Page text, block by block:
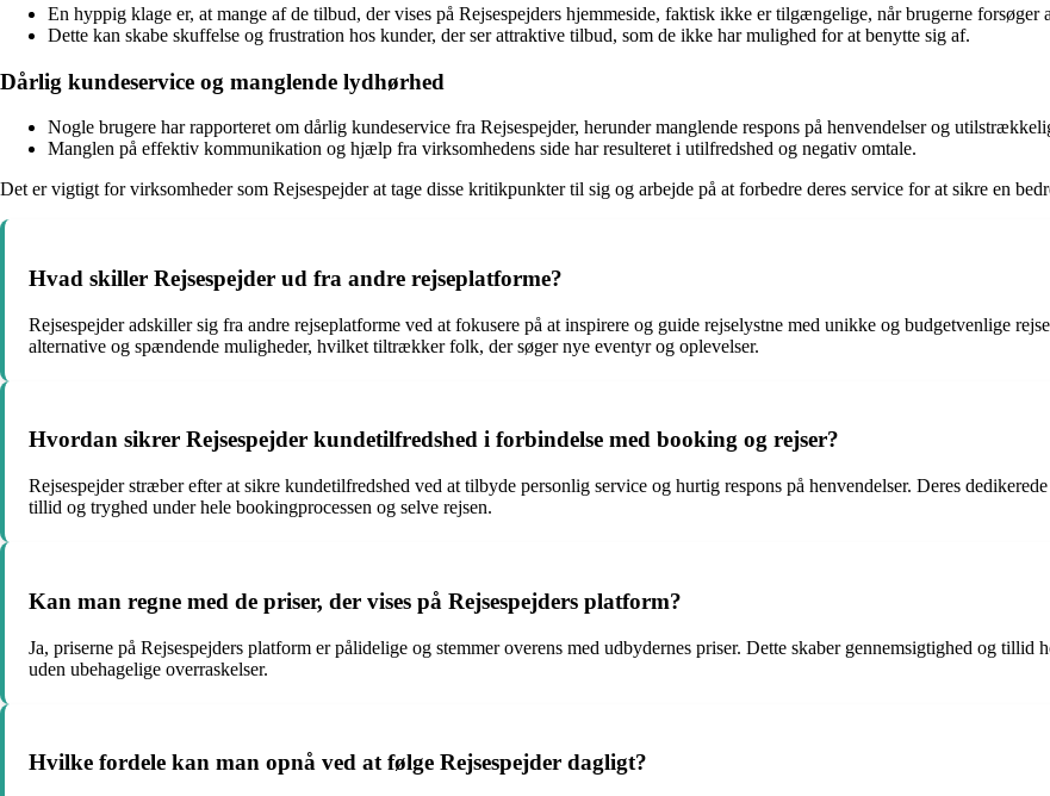
En hyppig klage er, at mange af de tilbud, der vises på Rejsespejders hjemmeside, faktisk ikke er tilgængelige, når brugerne forsøger
Dette kan skabe skuffelse og frustration hos kunder, der ser attraktive tilbud, som de ikke har mulighed for at benytte sig af.
Dårlig kundeservice og manglende lydhørhed
Nogle brugere har rapporteret om dårlig kundeservice fra Rejsespejder, herunder manglende respons på henvendelser og
Manglen på effektiv kommunikation og hjælp fra virksomhedens side har resulteret i utilfredshed og negativ omtale.
Det er vigtigt for virksomheder som Rejsespejder at tage disse kritikpunkter til sig og arbejde på at forbedre deres service for at sikre en
Hvad skiller Rejsespejder ud fra andre rejseplatforme?
Rejsespejder adskiller sig fra andre rejseplatforme ved at fokusere på at inspirere og guide rejselystne med unikke og budgetvenlige
alternative og spændende muligheder, hvilket tiltrækker folk, der søger nye eventyr og oplevelser.
Hvordan sikrer Rejsespejder kundetilfredshed i forbindelse med booking og rejser?
Rejsespejder stræber efter at sikre kundetilfredshed ved at tilbyde personlig service og hurtig respons på henvendelser. Deres
tillid og tryghed under hele bookingprocessen og selve rejsen.
Kan man regne med de priser, der vises på Rejsespejders platform?
Ja, priserne på Rejsespejders platform er pålidelige og stemmer overens med udbydernes priser. Dette skaber gennemsigtighed og tillid
uden ubehagelige overraskelser.
Hvilke fordele kan man opnå ved at følge Rejsespejder dagligt?